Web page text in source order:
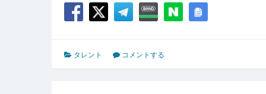
タレント コメントする